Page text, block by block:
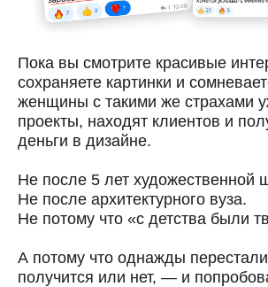
Пока вы смотрите красивые
сохраняете картинки и
женщины с такими же страхами
проекты, находят клиентов и
деньги в дизайне.
Не после 5 лет художественной
Не после архитектурного вуза.
Не потому что «с детства были
А потому что однажды перестали
получится или нет, — и